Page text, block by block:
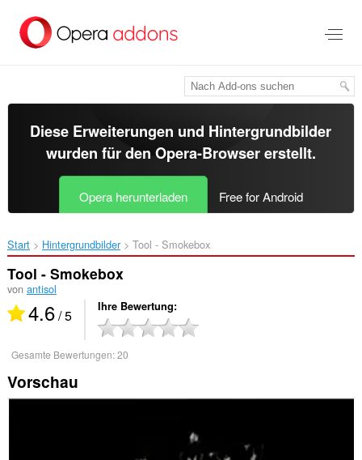
Hauptinhalt
springen
Diese Erweiterungen und Hintergrundbilder
wurden für den Opera-Browsererstellt.
Opera herunterladen Free for Android
Start Hintergrundbilder Tool - Smokebox‎
Tool - Smokebox
von antisol
4.6/ 5 Ihre Bewertung
Gesamte Bewertungen:20
Vorschau